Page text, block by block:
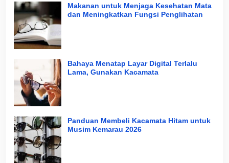
Makanan untuk Menjaga Kesehatan Mata
dan Meningkatkan Fungsi Penglihatan
Bahaya Menatap Layar Digital Terlalu
Lama, Gunakan Kacamata
Panduan Membeli Kacamata Hitam untuk
Musim Kemarau 2026